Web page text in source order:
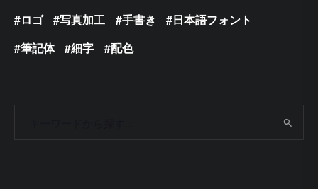
ロゴ
写真加工 手書き
日本語フォント
筆記体
細字 配色